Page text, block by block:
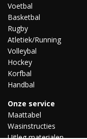
Voetbal
Basketbal
Rugby
Atletiek/Running
Volleybal
Hockey
Korfbal
Handbal
Onze service
Maattabel
Wasinstructies